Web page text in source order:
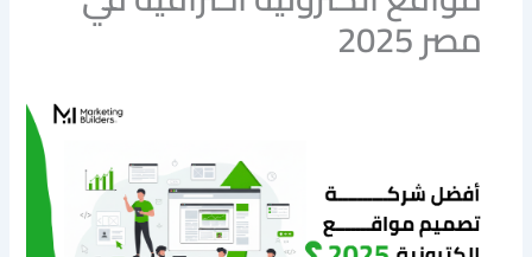
مصر 2025